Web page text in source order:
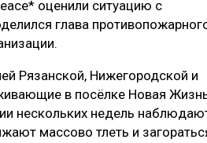
оценили ситуацию с
глава
Рязанской, Нижегородской и
в посёлке Новая
нескольких недель
массово тлеть и